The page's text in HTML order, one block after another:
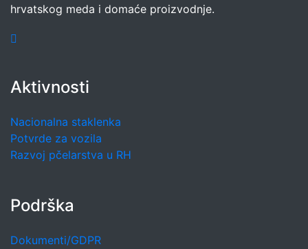
hrvatskog meda i domaće proizvodnje.
Aktivnosti
Nacionalna staklenka
Potvrde za vozila
Razvoj pčelarstva u RH
Podrška
Dokumenti/GDPR